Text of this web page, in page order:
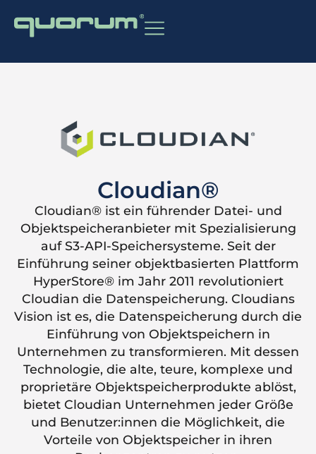
Cloudian®
Cloudian® ist ein führender Datei- und
Objektspeicheranbieter mit Spezialisierung
auf S3-API-Speichersysteme. Seit der
Einführung seiner objektbasierten Plattform
HyperStore® im Jahr 2011 revolutioniert
Cloudian die Datenspeicherung. Cloudians
Vision ist es, die Datenspeicherung durch die
Einführung von Objektspeichern in
Unternehmen zu transformieren. Mit dessen
Technologie, die alte, teure, komplexe und
proprietäre Objektspeicherprodukte ablöst,
bietet Cloudian Unternehmen jeder Größe
und Benutzer:innen die Möglichkeit, die
Vorteile von Objektspeicher in ihren